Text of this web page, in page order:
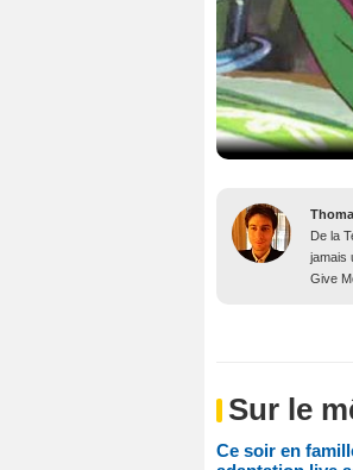
De la
jamais
Give
Sur le
Ce soir en